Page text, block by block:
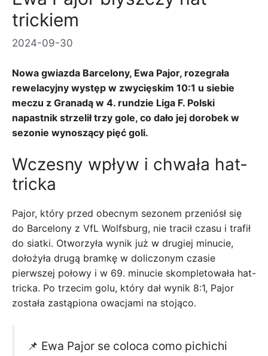
trickiem
2024-09-30
Nowa gwiazda Barcelony, Ewa Pajor, rozegrała
rewelacyjny występ w zwycięskim 10:1 u siebie
meczu z Granadą w 4. rundzie Liga F. Polski
napastnik strzelił trzy gole, co dało jej dorobek w
sezonie wynoszący pięć goli.
Wczesny wpływ i chwała hat-
tricka
Pajor, który przed obecnym sezonem przeniósł się
do Barcelony z VfL Wolfsburg, nie tracił czasu i trafił
do siatki. Otworzyła wynik już w drugiej minucie,
dołożyła drugą bramkę w doliczonym czasie
pierwszej połowy i w 69. minucie skompletowała hat-
tricka. Po trzecim golu, który dał wynik 8:1, Pajor
została zastąpiona owacjami na stojąco.
📌 Ewa Pajor se coloca como pichichi